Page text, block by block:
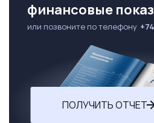
финансовые
или позвоните по телефону
ПОЛУЧИТЬ ОТЧЕТ